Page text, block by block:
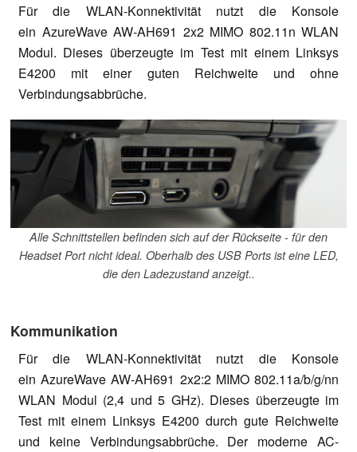
Für die WLAN-Konnektivität nutzt die Konsole
ein AzureWave AW-AH691 2x2 MIMO 802.11n WLAN
Modul. Dieses überzeugte im Test mit einem Linksys
E4200 mit einer guten Reichweite und ohne
Verbindungsabbrüche.
Alle Schnittstellen befinden sich auf der Rückseite - für den
Headset Port nicht ideal. Oberhalb des USB Ports ist eine LED,
die den Ladezustand anzeigt..
Kommunikation
Für die WLAN-Konnektivität nutzt die Konsole
ein AzureWave AW-AH691 2x2:2 MIMO 802.11a/b/g/nn
WLAN Modul (2,4 und 5 GHz). Dieses überzeugte im
Test mit einem Linksys E4200 durch gute Reichweite
und keine Verbindungsabbrüche. Der moderne AC-